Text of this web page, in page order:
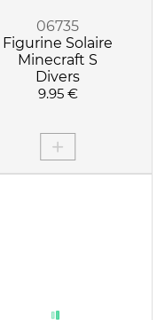
06735
Figurine Solaire
Minecraft S
Divers
9.95 €